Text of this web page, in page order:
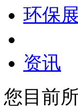
环保
资讯
您目前